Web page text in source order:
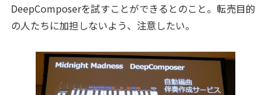
DeepComposerを試すことができるとのこと。転売目的
の人たちに加担しないよう、注意したい。